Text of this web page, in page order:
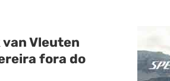
van Vleuten
fora do